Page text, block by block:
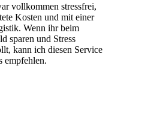
vollkommen stressfrei,
Kosten und mit einer
Wenn ihr beim
sparen und Stress
kann ich diesen Service
empfehlen.